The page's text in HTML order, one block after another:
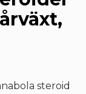
steroid